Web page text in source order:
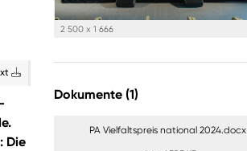
Die
2 500 x 1 666
Dokumente (1)
PA Vielfaltspreis national 2024.docx